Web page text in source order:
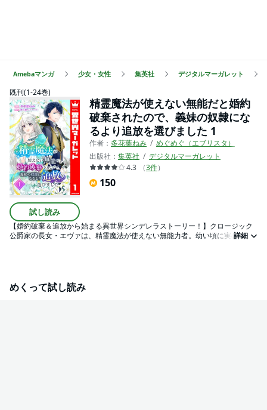
Amebaマンガ 少女・女性 集英社 デジタルマーガレット
既刊(1-24巻)
試し読み
精霊魔法が使えない無能だと婚約
破棄されたので、義妹の奴隷にな
るより追放を選びました 1
作者： 多花葉ねみ
めぐめぐ（エブリスタ）
出版社： 集英社
デジタルマーガレット
4.3
（3件）
150
【婚約破棄＆追放から始まる異世界シンデレラストーリー！】クロージック
公爵家の長女・エヴァは、精霊魔法が使えない無能力者。幼い頃に実の父と
隣国のフォレスティ王国を目指す――！
詳細
めくって試し読み